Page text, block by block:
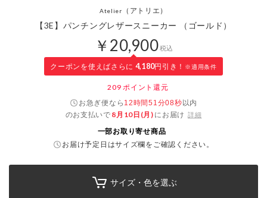
Atelier （アトリエ）
【3E】パンチングレザースニーカー （ゴールド）
￥20,900税込
クーポンを使えばさらに 4,180円引き！ ※適用条件
209 ポイント還元
お急ぎ便なら 12時間51分07秒以内
のお支払いで 8月10日(月) にお届け 詳細
一部お取り寄せ商品
お届け予定日はサイズ欄をご確認ください。
サイズ・色を選ぶ